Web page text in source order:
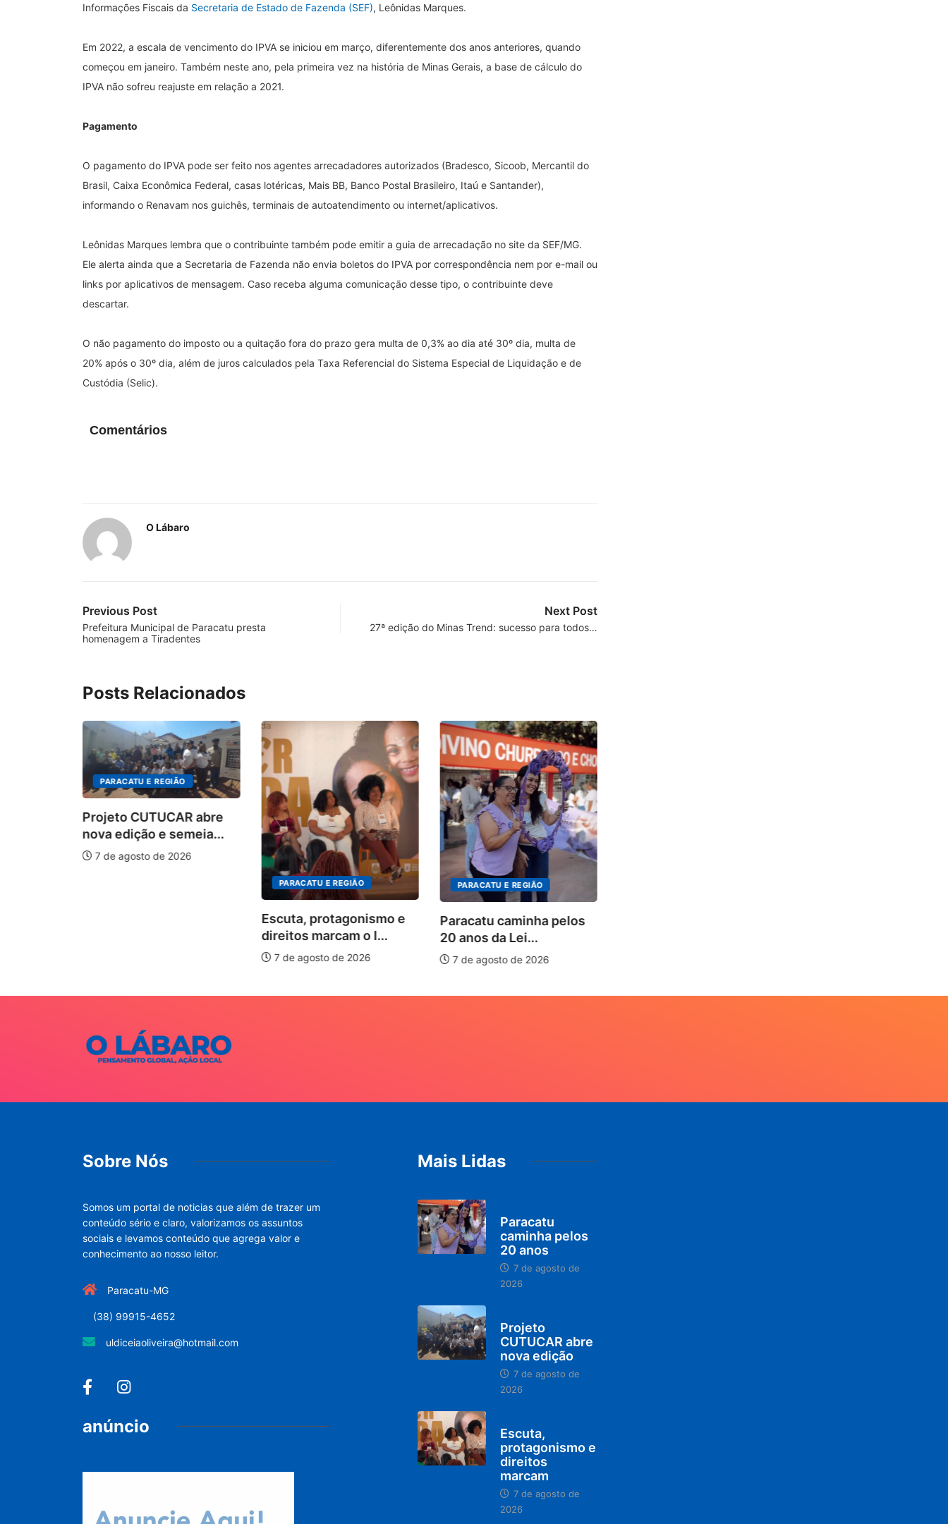
Informações Fiscais da Secretaria de Estado de Fazenda (SEF), Leônidas Marques.
Em 2022, a escala de vencimento do IPVA se iniciou em março, diferentemente dos anos anteriores, quando
começou em janeiro. Também neste ano, pela primeira vez na história de Minas Gerais, a base de cálculo do
IPVA não sofreu reajuste em relação a 2021.
Pagamento
O pagamento do IPVA pode ser feito nos agentes arrecadadores autorizados (Bradesco, Sicoob, Mercantil do
Brasil, Caixa Econômica Federal, casas lotéricas, Mais BB, Banco Postal Brasileiro, Itaú e Santander),
informando o Renavam nos guichês, terminais de autoatendimento ou internet/aplicativos.
Leônidas Marques lembra que o contribuinte também pode emitir a guia de arrecadação no site da SEF/MG.
Ele alerta ainda que a Secretaria de Fazenda não envia boletos do IPVA por correspondência nem por e-mail ou
links por aplicativos de mensagem. Caso receba alguma comunicação desse tipo, o contribuinte deve
descartar.
O não pagamento do imposto ou a quitação fora do prazo gera multa de 0,3% ao dia até 30º dia, multa de
20% após o 30º dia, além de juros calculados pela Taxa Referencial do Sistema Especial de Liquidação e de
Custódia (Selic).
Comentários
O Lábaro
Previous Post
Prefeitura Municipal de Paracatu presta
homenagem a Tiradentes
Next Post
27ª edição do Minas Trend: sucesso para todos…
Posts Relacionados
PARACATU E REGIÃO
Projeto CUTUCAR abre
nova edição e semeia...
7 de agosto de 2026
PARACATU E REGIÃO
Escuta, protagonismo e
direitos marcam o I...
7 de agosto de 2026
PARACATU E REGIÃO
Paracatu caminha pelos
20 anos da Lei...
7 de agosto de 2026
PARACATU E REGIÃO
Projeto CUTUCAR abre
nova edição e semeia...
7 de agosto de 2026
Sobre Nós
Somos um portal de noticias que além de trazer um
conteúdo sério e claro, valorizamos os assuntos
sociais e levamos conteúdo que agrega valor e
conhecimento ao nosso leitor.
Paracatu-MG
(38) 99915-4652
uldiceiaoliveira@hotmail.com
anúncio
Mais Lidas
Paracatu
caminha pelos
20 anos
7 de agosto de
2026
Projeto
CUTUCAR abre
nova edição
7 de agosto de
2026
Escuta,
protagonismo e
direitos
marcam
7 de agosto de
2026